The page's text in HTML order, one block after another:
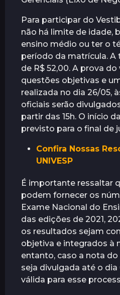
Para participar do
não há limite de idade,
ensino médio ou ter o
período da matrícula. A
de R$ 52,00. A prova
questões objetivas e
realizada no dia 26/05,
oficiais serão
partir das 15h. O início
previsto para o final de
Confira Nossas
UNIVESP
É importante ressaltar
podem fornecer os
Exame Nacional do
das edições de 2021,
os resultados sejam
objetiva e integrados à
entanto, caso a nota do
seja divulgada até o dia
válida para esse